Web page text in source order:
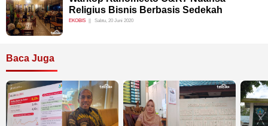
Religius Bisnis Berbasis Sedekah
EKOBIS Sabtu, 20 Juni 2020
Baca Juga